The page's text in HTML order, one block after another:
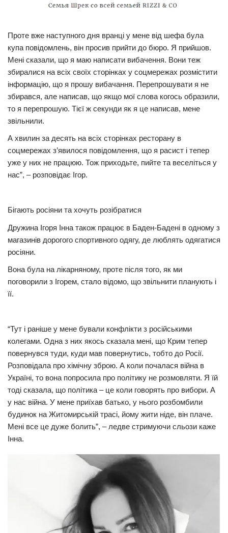
Проте вже наступного дня вранці у мене від шефа була
купа повідомлень, він просив прийти до бюро. Я прийшов.
Мені сказали, що я маю написати вибачення. Вони теж
збиралися на всіх своїх сторінках у соцмережах розмістити
інформацію, що я прошу вибачання. Перепрошувати я не
збирався, але написав, що якщо мої слова когось образили,
то я перепрошую. Тієї ж секунди як я це написав, мене
звільнили.
А хвилин за десять на всіх сторінках ресторану в
соцмережах з’явилося повідомлення, що я расист і тепер
уже у них не працюю. Тож приходьте, пийте та веселіться у
нас”, – розповідає Ігор.
Бігають росіяни та хочуть розібратися
Дружина Ігоря Інна також працює в Баден-Бадені в одному з
магазинів дорогого спортивного одягу, де люблять одягатися
росіяни.
Вона була на лікарняному, проте після того, як ми
поговорили з Ігорем, стало відомо, що звільнити планують і
її.
“Тут і раніше у мене бували конфлікти з російськими
колегами. Одна з них якось сказала мені, що Крим тепер
повернувся туди, куди мав повернутись, тобто до Росії.
Розповідала про хімічну зброю. А коли почалася війна в
Україні, то вона попросила про політику не розмовляти. Я їй
тоді сказала, що політика – це коли говорять про вибори. А
у нас війна. У мене приїхав батько, у нього розбомбили
будинок на Житомирській трасі, йому жити ніде, він плаче.
Мені все це дуже болить”, – ледве стримуючи сльози каже
Інна.